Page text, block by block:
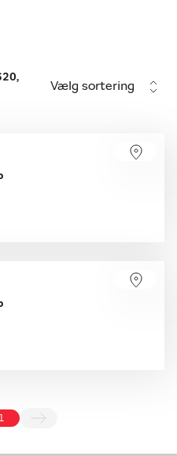
Vælg sortering